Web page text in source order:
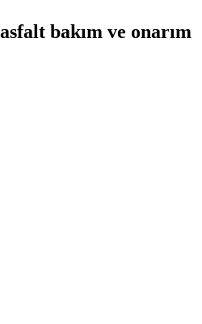
bakım ve onarım